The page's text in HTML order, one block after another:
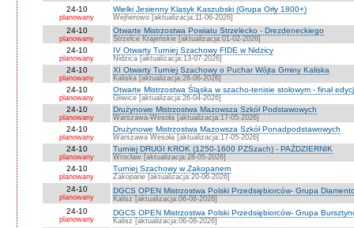
24-10
planowany
Wielki Jesienny Klasyk Kaszubski (Grupa Orły 1800+)
Wejherowo [aktualizacja:11-06-2026]
24-10
planowany
Otwarte Mistrzostwa Powiatu Strzelecko - Drezdeneckiego
Strzelce Krajeńskie [aktualizacja:01-02-2026]
24-10
planowany
IV Otwarty Turniej Szachowy FIDE w Nidzicy
Nidzica [aktualizacja:13-07-2026]
24-10
planowany
XI Otwarty Turniej Szachowy o Puchar Wójta Gminy Kaliska
Kaliska [aktualizacja:26-06-2026]
24-10
planowany
Otwarte Mistrzostwa Śląska w szacho-tenisie stołowym - finał
Gliwice [aktualizacja:26-04-2026]
24-10
planowany
Drużynowe Mistrzostwa Mazowsza Szkół Podstawowych
Warszawa-Wesoła [aktualizacja:17-05-2026]
24-10
planowany
Drużynowe Mistrzostwa Mazowsza Szkół Ponadpodstawowych
Warszawa Wesoła [aktualizacja:17-05-2026]
24-10
planowany
Turniej DRUGI KROK (1250-1600 PZSzach) - PAŹDZIERNIK
Wrocław [aktualizacja:28-05-2026]
24-10
planowany
Turniej Szachowy w Zakopanem
Zakopane [aktualizacja:20-06-2026]
24-10
planowany
DGCS OPEN Mistrzostwa Polski Przedsiębiorców- Grupa
Kalisz [aktualizacja:06-08-2026]
24-10
planowany
DGCS OPEN Mistrzostwa Polski Przedsiębiorców- Grupa
Kalisz [aktualizacja:06-08-2026]